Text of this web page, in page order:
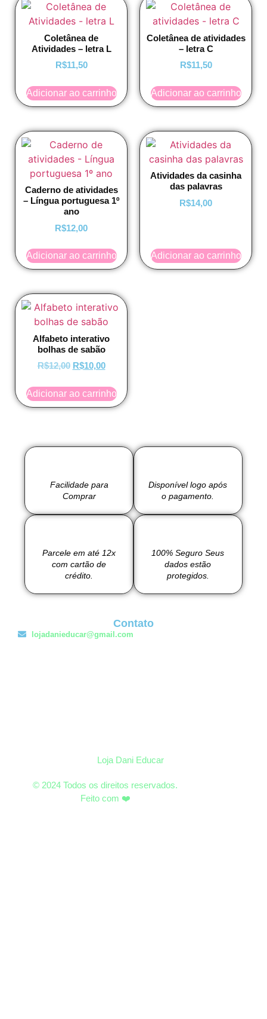
Coletânea de
Atividades – letra L
R$11,50
Adicionar ao carrinho
Coletânea de atividades
– letra C
R$11,50
Adicionar ao carrinho
Caderno de atividades
– Língua portuguesa 1º
ano
R$12,00
Adicionar ao carrinho
Atividades da casinha
das palavras
R$14,00
Adicionar ao carrinho
Alfabeto interativo
bolhas de sabão
R$12,00 R$10,00
Adicionar ao carrinho
Facilidade para
Comprar
Disponível logo após
o pagamento.
Parcele em até 12x
com cartão de
crédito.
100% Seguro Seus
dados estão
protegidos.
Contato
lojadanieducar@gmail.com
Loja Dani Educar
© 2024 Todos os direitos reservados.
Feito com ❤️